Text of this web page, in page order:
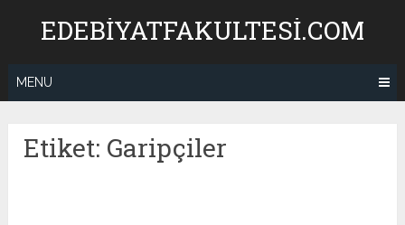
EDEBIYATFAKULTESI.COM
MENU
Etiket: Garipçiler